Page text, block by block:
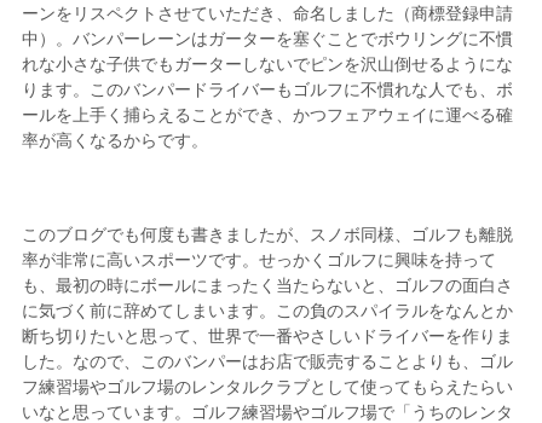
ーンをリスペクトさせていただき、命名しました（商標登録申請
中）。バンパーレーンはガーターを塞ぐことでボウリングに不慣
れな小さな子供でもガーターしないでピンを沢山倒せるようにな
ります。このバンパードライバーもゴルフに不慣れな人でも、ボ
ールを上手く捕らえることができ、かつフェアウェイに運べる確
率が高くなるからです。
このブログでも何度も書きましたが、スノボ同様、ゴルフも離脱
率が非常に高いスポーツです。せっかくゴルフに興味を持って
も、最初の時にボールにまったく当たらないと、ゴルフの面白さ
に気づく前に辞めてしまいます。この負のスパイラルをなんとか
断ち切りたいと思って、世界で一番やさしいドライバーを作りま
した。なので、このバンパーはお店で販売することよりも、ゴル
フ練習場やゴルフ場のレンタルクラブとして使ってもらえたらい
いなと思っています。ゴルフ練習場やゴルフ場で「うちのレンタ